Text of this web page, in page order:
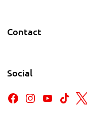
Contact
Social